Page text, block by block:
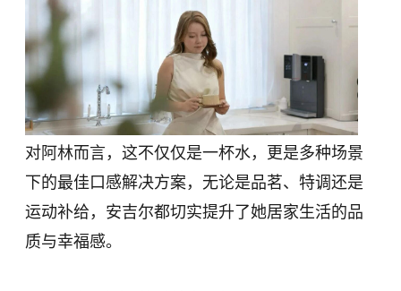
对阿林而言，这不仅仅是一杯水，更是多种场景
下的最佳口感解决方案，无论是品茗、特调还是
运动补给，安吉尔都切实提升了她居家生活的品
质与幸福感。